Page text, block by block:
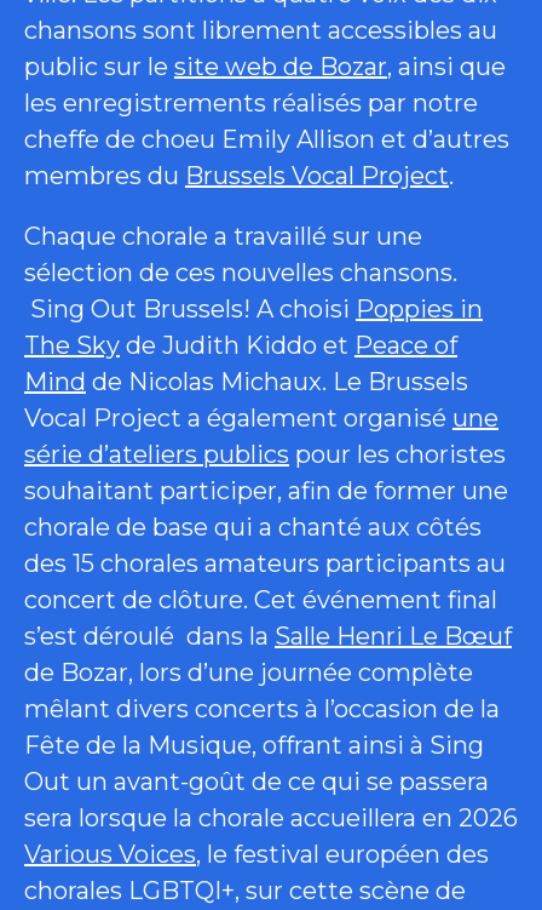
chansons sont librement accessibles au
public sur le site web de Bozar, ainsi que
les enregistrements réalisés par notre
cheffe de choeu Emily Allison et d’autres
membres du Brussels Vocal Project.
Chaque chorale a travaillé sur une
sélection de ces nouvelles chansons.
Sing Out Brussels! A choisi Poppies in
The Sky de Judith Kiddo et Peace of
Mind de Nicolas Michaux. Le Brussels
Vocal Project a également organisé une
série d’ateliers publics pour les choristes
souhaitant participer, afin de former une
chorale de base qui a chanté aux côtés
des 15 chorales amateurs participants au
concert de clôture. Cet événement final
s’est déroulé dans la Salle Henri Le Bœuf
de Bozar, lors d’une journée complète
mêlant divers concerts à l’occasion de la
Fête de la Musique, offrant ainsi à Sing
Out un avant-goût de ce qui se passera
sera lorsque la chorale accueillera en 2026
Various Voices, le festival européen des
chorales LGBTQI+, sur cette scène de